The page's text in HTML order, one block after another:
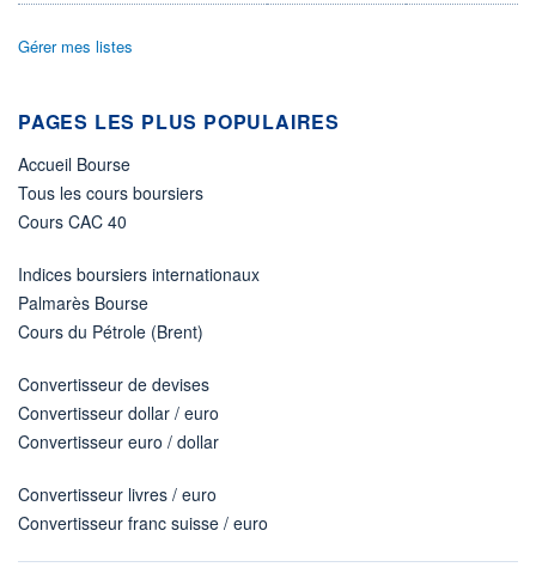
ÉLIGIBILITÉ
Non éligible
+ PORTEFEUILLE
Gérer mes listes
PAGES LES PLUS POPULAIRES
Accueil Bourse
Tous les cours boursiers
Cours CAC 40
Indices boursiers internationaux
Palmarès Bourse
Cours du Pétrole (Brent)
Convertisseur de devises
Convertisseur dollar / euro
Convertisseur euro / dollar
Convertisseur livres / euro
Convertisseur franc suisse / euro